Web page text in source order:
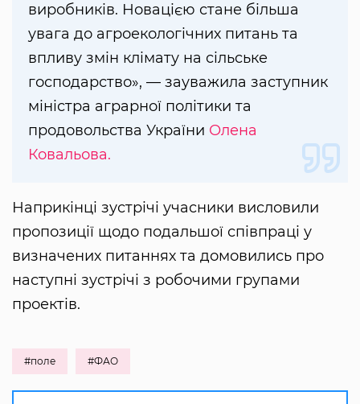
виробників. Новацією стане більша
увага до агроекологічних питань та
впливу змін клімату на сільське
господарство», — зауважила заступник
міністра аграрної політики та
продовольства України Олена
Ковальова.
Наприкінці зустрічі учасники висловили
пропозиції щодо подальшої співпраці у
визначених питаннях та домовились про
наступні зустрічі з робочими групами
проектів.
#поле #ФАО